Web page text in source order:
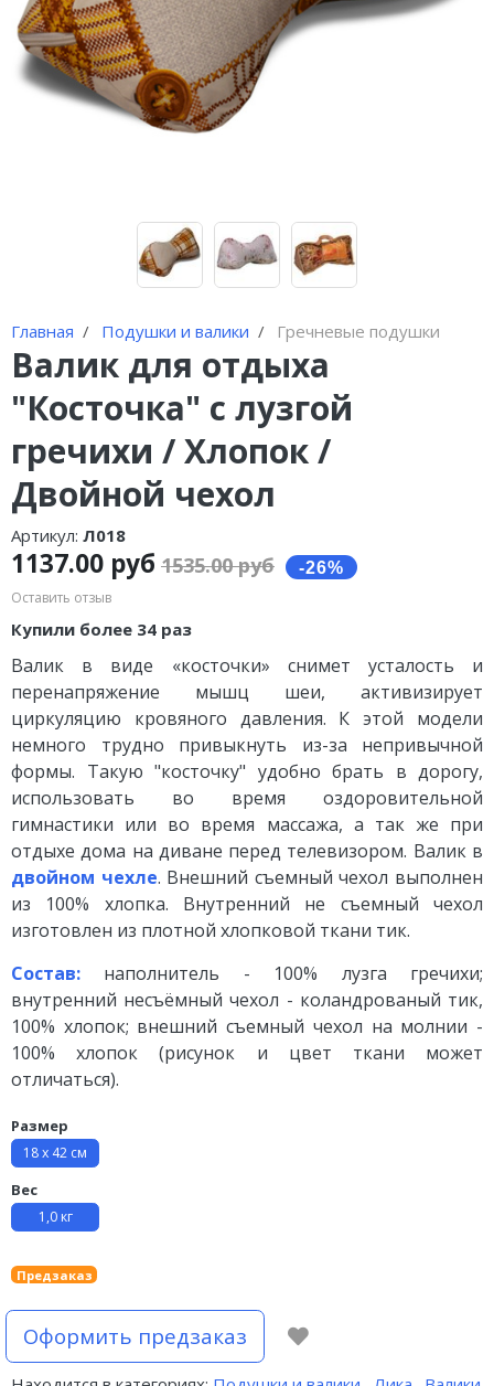
Главная Подушки и валики Гречневые подушки
Валик для отдыха
"Косточка" с лузгой
гречихи / Хлопок /
Двойной чехол
Артикул: Л018
1137.00 руб 1535.00 руб
Оставить отзыв
Купили более 34 раз
Валик в виде «косточки» снимет усталость и
перенапряжение мышц шеи, активизирует
циркуляцию кровяного давления. К этой модели
немного трудно привыкнуть из-за непривычной
формы. Такую "косточку" удобно брать в дорогу,
использовать во время оздоровительной
гимнастики или во время массажа, а так же при
отдыхе дома на диване перед телевизором. Валик в
двойном чехле. Внешний съемный чехол выполнен
из 100% хлопка. Внутренний не съемный чехол
изготовлен из плотной хлопковой ткани тик.
Состав: наполнитель - 100% лузга гречихи;
внутренний несъёмный чехол - коландрованый тик,
100% хлопок; внешний съемный чехол на молнии -
100% хлопок (рисунок и цвет ткани может
отличаться).
Размер
18 х 42 см
Вес
1,0 кг
Предзаказ
Оформить предзаказ
Шорты шерстяные
Наколенники из шерсти
Шарфы шерстяные
Пончо женское